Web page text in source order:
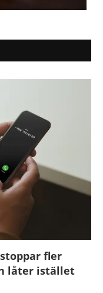
fler
låter istället